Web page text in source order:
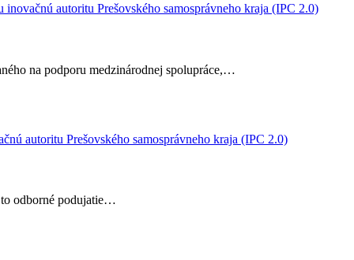
autoritu Prešovského samosprávneho kraja (IPC 2.0)
na podporu medzinárodnej spolupráce,…
autoritu Prešovského samosprávneho kraja (IPC 2.0)
to odborné podujatie…